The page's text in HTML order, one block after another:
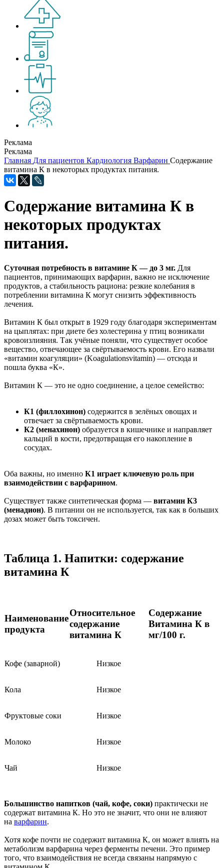
Реклама
Реклама
Главная Для пациентов Кардиология Варфарин Содержание
витамина К в некоторых продуктах питания.
Содержание витамина К в
некоторых продуктах
питания.
Суточная потребность в витамине К — до 3 мг. Для
пациентов, принимающих варфарин, важно не исключение
продуктов, а стабильность рациона: резкие колебания в
потреблении витамина К могут снизить эффективность
лечения.
Витамин К был открыт в 1929 году благодаря экспериментам
на цыплятах: при диете без холестерина у птиц возникали
кровоизлияния. Так учёные поняли, что существует особое
вещество, отвечающее за свёртываемость крови. Его назвали
«витамин коагуляции» (Koagulationsvitamin) — отсюда и
пошла буква «К».
Витамин К — это не одно соединение, а целое семейство:
К1 (филлохинон) содержится в зелёных овощах и
отвечает за свёртываемость крови.
К2 (менахинон) образуется в кишечнике и направляет
кальций в кости, предотвращая его накопление в
сосудах.
Оба важны, но именно К1 играет ключевую роль при
взаимодействии с варфарином.
Существует также синтетическая форма — витамин К3
(менадион). В питании он не используется, так как в больших
дозах может быть токсичен.
Таблица 1. Напитки: содержание
витамина К
Наименование
продукта
Относительное
содержание
витамина К
Содержание
Витамина К в
мг/100 г.
Кофе (заварной) Низкое
Кола Низкое
Фруктовые соки Низкое
Молоко Низкое
Чай Низкое
Большинство напитков (чай, кофе, соки) практически не
содержат витамина К. Но это не значит, что они не влияют
на варфарин.
Хотя кофе почти не содержит витамина К, он может влиять на
метаболизм варфарина через ферменты печени. Это пример
того, что взаимодействия не всегда связаны напрямую с